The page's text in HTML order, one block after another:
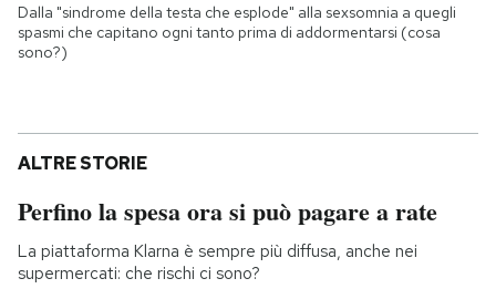
Dalla "sindrome della testa che esplode" alla sexsomnia a quegli
spasmi che capitano ogni tanto prima di addormentarsi (cosa
sono?)
ALTRE STORIE
Perfino la spesa ora si può pagare a rate
La piattaforma Klarna è sempre più diffusa, anche nei
supermercati: che rischi ci sono?